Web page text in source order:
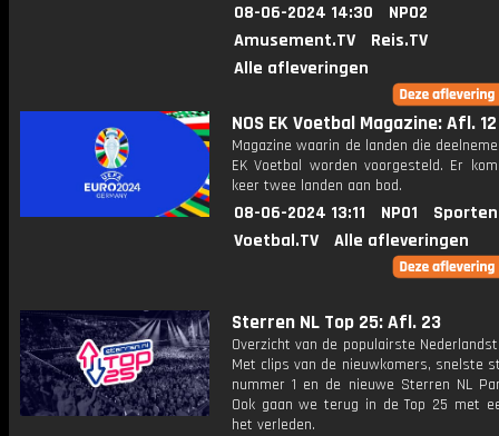
08-06-2024 14:30
NPO2
Amusement.TV
Reis.TV
Alle afleveringen
NOS EK Voetbal Magazine: Afl. 12
Magazine waarin de landen die
EK Voetbal worden voorgesteld. Er
keer twee landen aan bod.
08-06-2024 13:11 NPO1
Voetbal.TV
Alle afleveringen
Sterren NL Top 25: Afl. 23
Overzicht van de populairste
Met clips van de nieuwkomers, snelste
nummer 1 en de nieuwe Sterren NL
Ook gaan we terug in de Top 25 met
het verleden.